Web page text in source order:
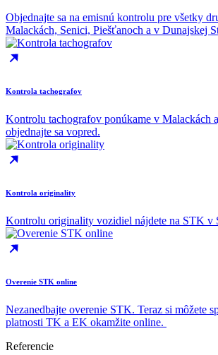
Objednajte sa na emisnú kontrolu pre všetky
Malackách, Senici, Piešťanoch a v Dunajskej
Kontrola tachografov
Kontrolu tachografov ponúkame v Malackách
objednajte sa vopred.
Kontrola originality
Kontrolu originality vozidiel nájdete na STK v
Overenie STK online
Nezanedbajte overenie STK. Teraz si môžete
platnosti TK a EK okamžite online.
Referencie